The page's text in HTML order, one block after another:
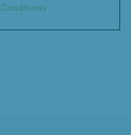
Conditions